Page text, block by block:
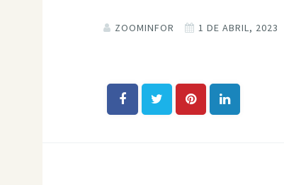
ZOOMINFOR 1 DE ABRIL, 2023